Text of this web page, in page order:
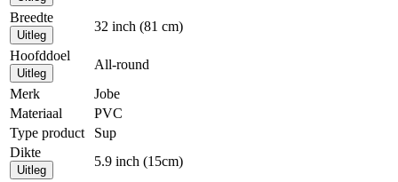
Breedte
Uitleg
32 inch (81 cm)
Hoofddoel
Uitleg
All-round
Merk
Jobe
Materiaal
PVC
Type product
Sup
Dikte
Uitleg
5.9 inch (15cm)